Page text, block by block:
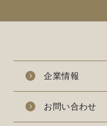
企業情報
お問い合わせ